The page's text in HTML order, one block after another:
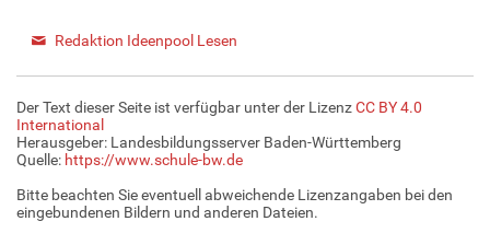
Redaktion Ideenpool Lesen
Der Text dieser Seite ist verfügbar unter der LizenzCC BY 4.0
International
Herausgeber: Landesbildungsserver Baden-Württemberg
Quelle: https://www.schule-bw.de
Bitte beachten Sie eventuell abweichende Lizenzangaben bei den
eingebundenen Bildern und anderen Dateien.